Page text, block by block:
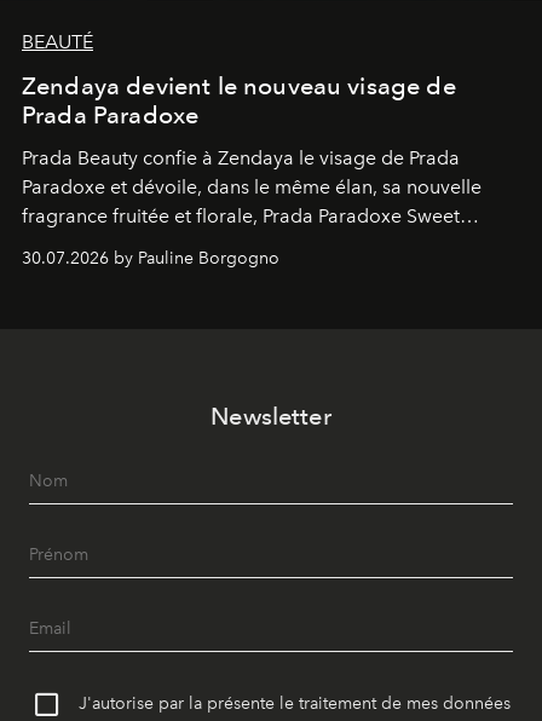
BEAUTÉ
Zendaya devient le nouveau visage de
Prada Paradoxe
Prada Beauty confie à Zendaya le visage de Prada
Paradoxe et dévoile, dans le même élan, sa nouvelle
fragrance fruitée et florale, Prada Paradoxe Sweet
Chemistry Eau de Parfum.
30.07.2026 by Pauline Borgogno
Newsletter
J'autorise par la présente le traitement de mes données